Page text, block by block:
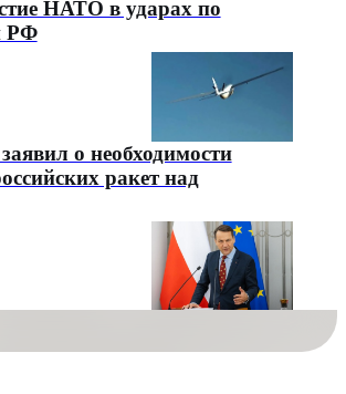
НАТО в ударах по
РФ
о необходимости
ракет над